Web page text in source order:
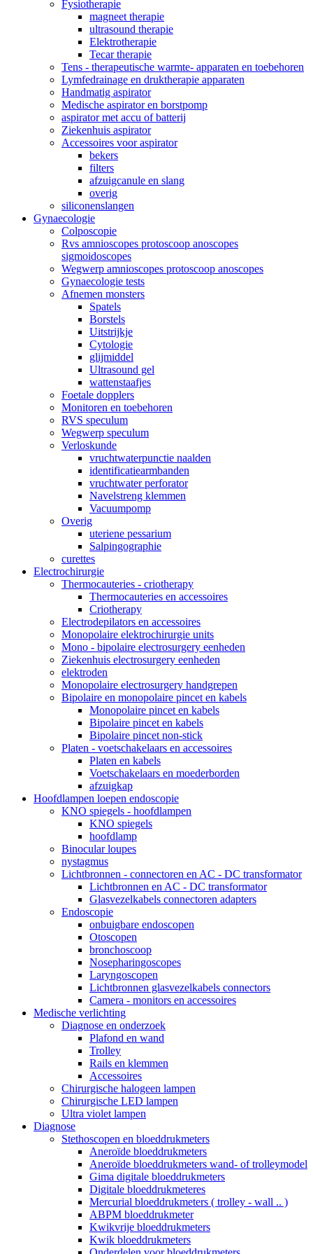
Fysiotherapie
magneet therapie
ultrasound therapie
Elektrotherapie
Tecar therapie
Tens - therapeutische warmte- apparaten en toebehoren
Lymfedrainage en druktherapie apparaten
Handmatig aspirator
Medische aspirator en borstpomp
aspirator met accu of batterij
Ziekenhuis aspirator
Accessoires voor aspirator
bekers
filters
afzuigcanule en slang
overig
siliconenslangen
Gynaecologie
Colposcopie
Rvs amnioscopes protoscoop anoscopes
sigmoidoscopes
Wegwerp amnioscopes protoscoop anoscopes
Gynaecologie tests
Afnemen monsters
Spatels
Borstels
Uitstrijkje
Cytologie
glijmiddel
Ultrasound gel
wattenstaafjes
Foetale dopplers
Monitoren en toebehoren
RVS speculum
Wegwerp speculum
Verloskunde
vruchtwaterpunctie naalden
identificatiearmbanden
vruchtwater perforator
Navelstreng klemmen
Vacuumpomp
Overig
uteriene pessarium
Salpingographie
curettes
Electrochirurgie
Thermocauteries - criotherapy
Thermocauteries en accessoires
Criotherapy
Electrodepilators en accessoires
Monopolaire elektrochirurgie units
Mono - bipolaire electrosurgery eenheden
Ziekenhuis electrosurgery eenheden
elektroden
Monopolaire electrosurgery handgrepen
Bipolaire en monopolaire pincet en kabels
Monopolaire pincet en kabels
Bipolaire pincet en kabels
Bipolaire pincet non-stick
Platen - voetschakelaars en accessoires
Platen en kabels
Voetschakelaars en moederborden
afzuigkap
Hoofdlampen loepen endoscopie
KNO spiegels - hoofdlampen
KNO spiegels
hoofdlamp
Binocular loupes
nystagmus
Lichtbronnen - connectoren en AC - DC transformator
Lichtbronnen en AC - DC transformator
Glasvezelkabels connectoren adapters
Endoscopie
onbuigbare endoscopen
Otoscopen
bronchoscoop
Nosepharingoscopes
Laryngoscopen
Lichtbronnen glasvezelkabels connectors
Camera - monitors en accessoires
Medische verlichting
Diagnose en onderzoek
Plafond en wand
Trolley
Rails en klemmen
Accessoires
Chirurgische halogeen lampen
Chirurgische LED lampen
Ultra violet lampen
Diagnose
Stethoscopen en bloeddrukmeters
Aneroïde bloeddrukmeters
Aneroïde bloeddrukmeters wand- of trolleymodel
Gima digitale bloeddrukmeters
Digitale bloeddrukmeteres
Mercurial bloeddrukmeters ( trolley - wall .. )
ABPM bloeddrukmeter
Kwikvrije bloeddrukmeters
Kwik bloeddrukmeters